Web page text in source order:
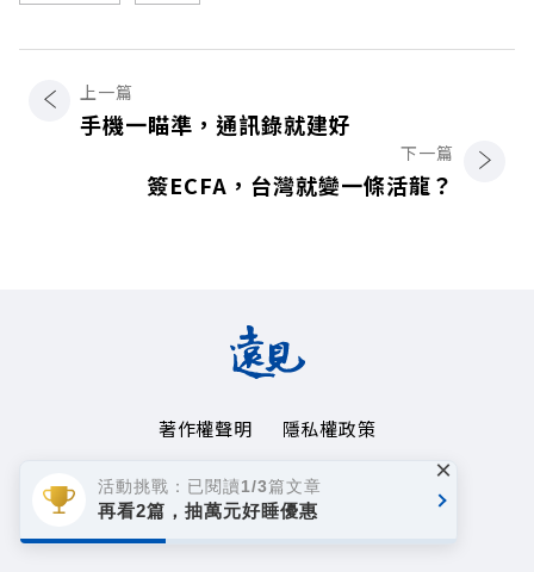
上一篇
手機一瞄準，通訊錄就建好
下一篇
簽ECFA，台灣就變一條活龍？
著作權聲明
隱私權政策
Copyright© 1999~2026
遠見天下文化事業群. All rights reserved.
活動挑戰：已閱讀1/3篇文章
再看2篇，抽萬元好睡優惠
×